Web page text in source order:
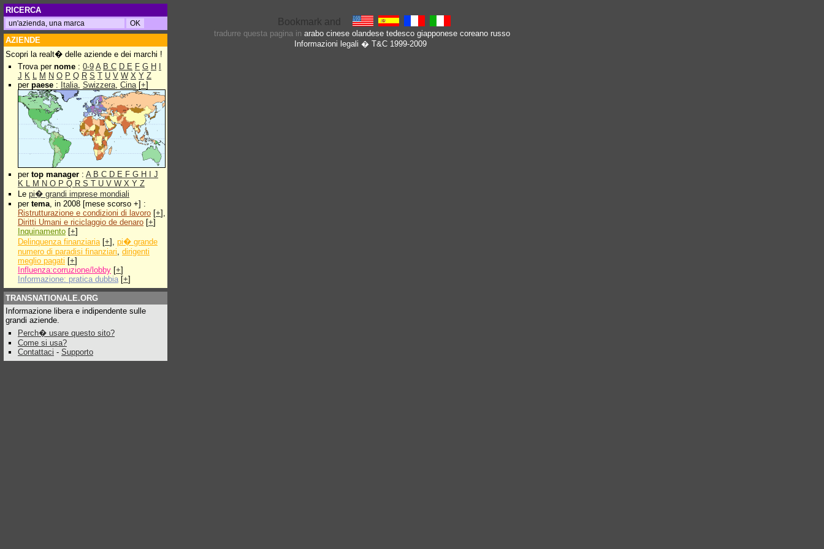
RICERCA
AZIENDE
Scopri la realt� delle aziende e dei marchi !
Trova per nome : 0-9 A B C D E F G H
J K L M N O P Q R S T U V W X Y Z
per paese : Italia, Swizzera, Cina[+]
per top manager : A B C D E F G H
J
K L M N O P Q R S T U V W X Y Z
Le pi� grandi imprese mondiali
per tema, in 2008 [mese scorso +] :
Ristrutturazione e condizioni di lavoro [+],
Diritti Umani e riciclaggio de denaro [+]
Inquinamento [+]
Delinquenza finanziaria[+], pi� grande
numero di paradisi finanziari, dirigenti
meglio pagati [+]
Influenza:corruzione/lobby [+]
Informazione: pratica dubbia [+]
TRANSNATIONALE.ORG
Informazione libera e indipendente sulle
grandi aziende.
Perch� usare questo sito?
Come si usa?
Contattaci - Supporto
tradurre questa pagina in arabo cinese olandese tedesco giapponese coreano russo
Informazioni legali � T&C 1999-2009